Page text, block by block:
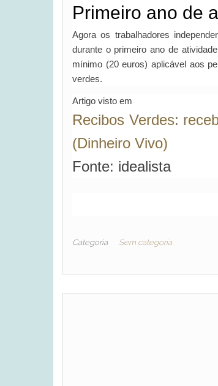
Primeiro ano de
Agora os trabalhadores
durante o primeiro ano de
mínimo (20 euros) aplicável aos
verdes.
Artigo visto em
Recibos Verdes:
(Dinheiro Vivo)
Fonte: idealista
Categoria Sem categoria